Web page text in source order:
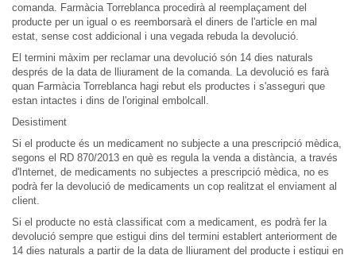
comanda. Farmàcia Torreblanca procedirà al reemplaçament del
producte per un igual o es reemborsarà el diners de l'article en mal
estat, sense cost addicional i una vegada rebuda la devolució.
El termini màxim per reclamar una devolució són 14 dies naturals
després de la data de lliurament de la comanda. La devolució es farà
quan Farmàcia Torreblanca hagi rebut els productes i s'asseguri que
estan intactes i dins de l'original embolcall.
Desistiment
Si el producte és un medicament no subjecte a una prescripció mèdica,
segons el RD 870/2013 en què es regula la venda a distància, a través
d'Internet, de medicaments no subjectes a prescripció mèdica, no es
podrà fer la devolució de medicaments un cop realitzat el enviament al
client.
Si el producte no està classificat com a medicament, es podrà fer la
devolució sempre que estigui dins del termini establert anteriorment de
14 dies naturals a partir de la data de lliurament del producte i estigui en